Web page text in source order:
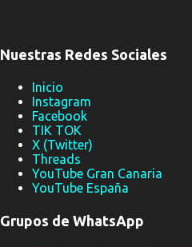
Grupo de Homicidios de la Brigada
pasado mes de febrero en el barrio
capital grancanaria. La
saldado con la detención de dos
del crimen. Los hechos se
2026, cuando el cuerpo sin vida de
problemas de drogodependencia,
Nuestras Redes Sociales
Inicio
Instagram
Facebook
TIK TOK
X (Twitter)
Threads
YouTube Gran Canaria
YouTube España
Grupos de WhatsApp